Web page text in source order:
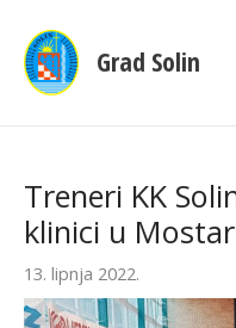
Grad Solin
Treneri KK
klinici u
13. lipnja 2022.